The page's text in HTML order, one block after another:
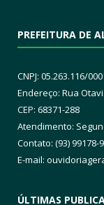
PREFEITURA DE
CNPJ: 05.263.116/
Endereço: Rua
CEP: 68371-288
Atendimento:
Contato: (93) 99178-
E-mail:
ÚLTIMAS